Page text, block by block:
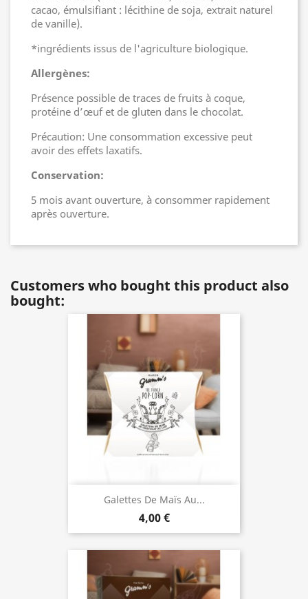
cacao, émulsifiant : lécithine de soja, extrait naturel
de vanille).
*ingrédients issus de l'agriculture biologique.
Allergènes:
Présence possible de traces de fruits à coque,
protéine d’œuf et de gluten dans le chocolat.
Précaution: Une consommation excessive peut
avoir des effets laxatifs.
Conservation:
5 mois avant ouverture, à consommer rapidement
après ouverture.
Customers who bought this product also
bought:
Galettes De Maïs Au...
4,00 €